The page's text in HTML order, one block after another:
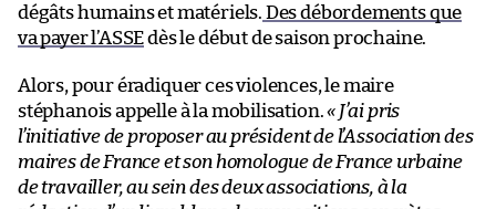
dégâts humains et matériels. Des débordements que
va payer l’ASSEdès le début de saison prochaine.
Alors, pour éradiquer ces violences, le maire
stéphanois appelle à la mobilisation.« J’ai pris
l’initiative de proposer au président de l’Association des
maires de France et son homologue de France urbaine
de travailler, au sein des deux associations, à la